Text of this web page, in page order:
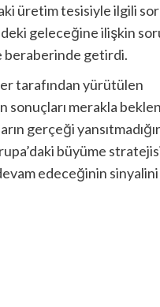
üretim tesisiyle ilgili
geleceğine ilişkin
beraberinde getirdi.
tarafından yürütülen
sonuçları merakla
gerçeği
büyüme
edeceğinin